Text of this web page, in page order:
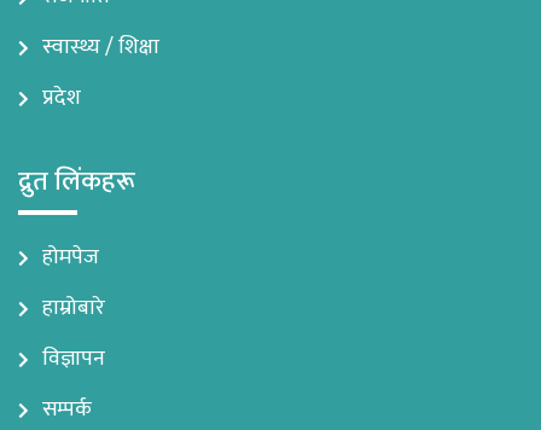
स्वास्थ्य / शिक्षा
प्रदेश
द्रुत लिंकहरू
होमपेज
हाम्रोबारे
विज्ञापन
सम्पर्क